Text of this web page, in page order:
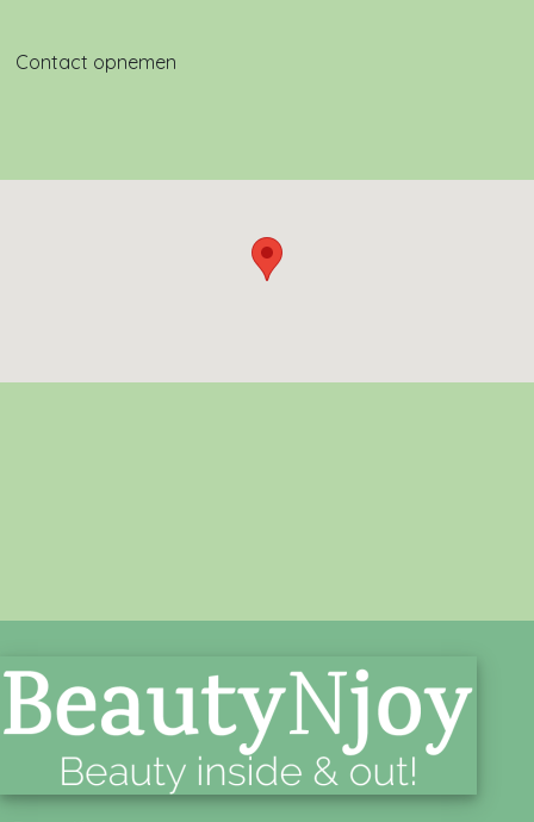
Contact opnemen